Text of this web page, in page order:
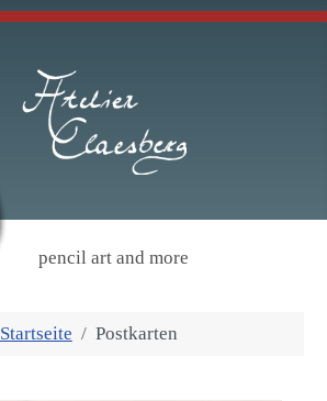
pencil art and more
Startseite Postkarten